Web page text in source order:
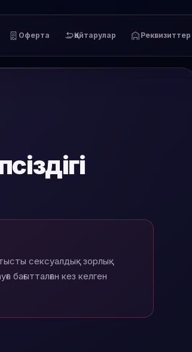
Оферта Қайтарулар Реквизиттер
сексуалдық зорлық
кез келген